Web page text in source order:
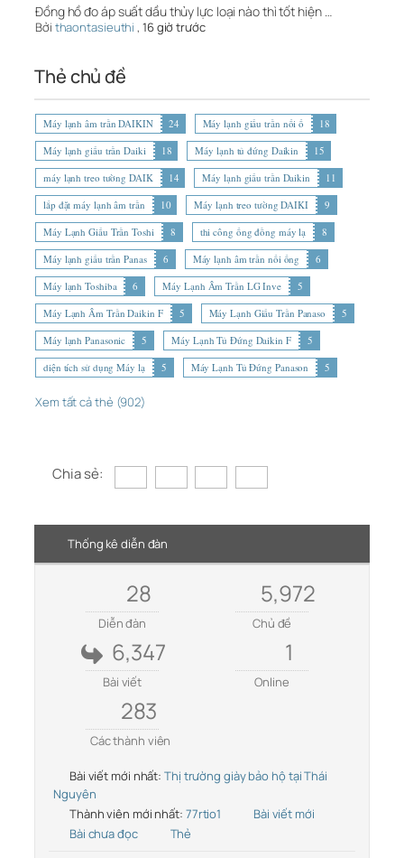
Đồng hồ đo áp suất dầu thủy lực loại nào thì tốt hiện …
Bởi thaontasieuthi , 16 giờ trước
Thẻ chủ đề
Máy lạnh âm trần DAIKIN 24 Máy lạnh giấu trần nối ố
18
Máy lạnh giấu trần Daiki
18 Máy lạnh tủ đứng Daikin
15
máy lạnh treo tường DAIK
14 Máy lạnh giấu trần Daikin
11
lắp đặt máy lạnh âm trần
10 Máy lạnh treo tường DAIKI
9
Máy Lạnh Giấu Trần Toshi
8 thi công ống đồng máy lạ
8
Máy lạnh giấu trần Panas
6 Máy lạnh âm trần nối ống
6
Máy lạnh Toshiba
6 Máy Lạnh Âm Trần LG Inve
5
Máy Lạnh Âm Trần Daikin F
5 Máy Lạnh Giấu Trần Panaso
5
Máy lạnh Panasonic
5 Máy Lạnh Tủ Đứng Daikin F
5
diện tích sử dụng Máy lạ
5 Máy Lạnh Tủ Đứng Panason 5
Xem tất cả thẻ (902)
Chia sẻ:
Thống kê diễn đàn
28
Diễn đàn
5,972
Chủ đề
6,347
Bài viết
1
Online
283
Các thành viên
Bài viết mới nhất: Thị trường giày bảo hộ tại Thái
Nguyên
Thành viên mới nhất: 77rtio1
Bài viết mới
Bài chưa đọc
Thẻ